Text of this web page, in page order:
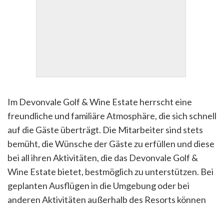
Im Devonvale Golf & Wine Estate herrscht eine
freundliche und familiäre Atmosphäre, die sich schnell
auf die Gäste überträgt. Die Mitarbeiter sind stets
bemüht, die Wünsche der Gäste zu erfüllen und diese
bei all ihren Aktivitäten, die das Devonvale Golf &
Wine Estate bietet, bestmöglich zu unterstützen. Bei
geplanten Ausflügen in die Umgebung oder bei
anderen Aktivitäten außerhalb des Resorts können